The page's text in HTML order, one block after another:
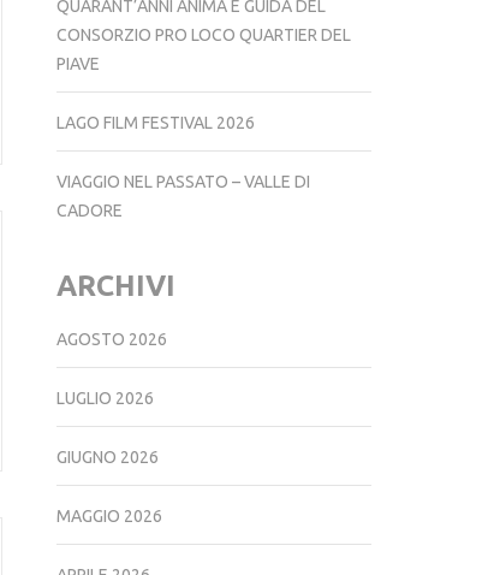
QUARANT’ANNI ANIMA E GUIDA DEL
CONSORZIO PRO LOCO QUARTIER DEL
PIAVE
LAGO FILM FESTIVAL 2026
VIAGGIO NEL PASSATO – VALLE DI
CADORE
ARCHIVI
AGOSTO 2026
LUGLIO 2026
GIUGNO 2026
MAGGIO 2026